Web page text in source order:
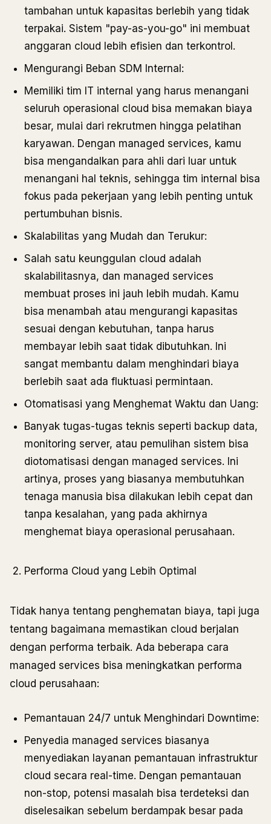
tambahan untuk kapasitas berlebih yang tidak
terpakai. Sistem "pay-as-you-go" ini membuat
anggaran cloud lebih efisien dan terkontrol.
Mengurangi Beban SDM Internal:
Memiliki tim IT internal yang harus menangani
seluruh operasional cloud bisa memakan biaya
besar, mulai dari rekrutmen hingga pelatihan
karyawan. Dengan managed services, kamu
bisa mengandalkan para ahli dari luar untuk
menangani hal teknis, sehingga tim internal bisa
fokus pada pekerjaan yang lebih penting untuk
pertumbuhan bisnis.
Skalabilitas yang Mudah dan Terukur:
Salah satu keunggulan cloud adalah
skalabilitasnya, dan managed services
membuat proses ini jauh lebih mudah. Kamu
bisa menambah atau mengurangi kapasitas
sesuai dengan kebutuhan, tanpa harus
membayar lebih saat tidak dibutuhkan. Ini
sangat membantu dalam menghindari biaya
berlebih saat ada fluktuasi permintaan.
Otomatisasi yang Menghemat Waktu dan Uang:
Banyak tugas-tugas teknis seperti backup data,
monitoring server, atau pemulihan sistem bisa
diotomatisasi dengan managed services. Ini
artinya, proses yang biasanya membutuhkan
tenaga manusia bisa dilakukan lebih cepat dan
tanpa kesalahan, yang pada akhirnya
menghemat biaya operasional perusahaan.
Performa Cloud yang Lebih Optimal
Tidak hanya tentang penghematan biaya, tapi juga
tentang bagaimana memastikan cloud berjalan
dengan performa terbaik. Ada beberapa cara
managed services bisa meningkatkan performa
cloud perusahaan:
Pemantauan 24/7 untuk Menghindari Downtime:
Penyedia managed services biasanya
menyediakan layanan pemantauan infrastruktur
cloud secara real-time. Dengan pemantauan
non-stop, potensi masalah bisa terdeteksi dan
diselesaikan sebelum berdampak besar pada